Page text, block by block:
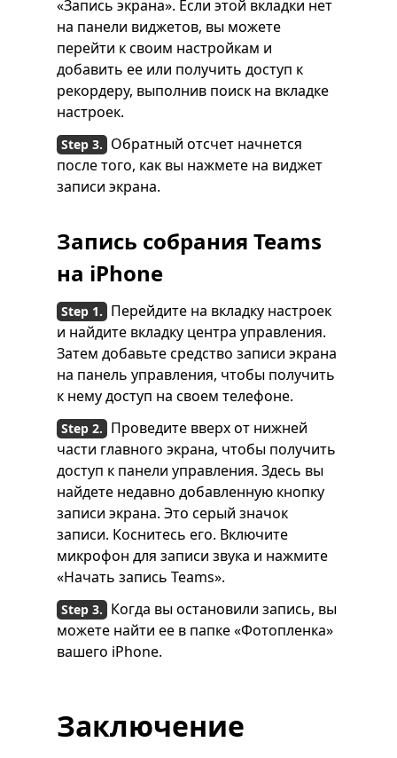
«Запись экрана». Если этой вкладки нет
на панели виджетов, вы можете
перейти к своим настройкам и
добавить ее или получить доступ к
рекордеру, выполнив поиск на вкладке
настроек.
Обратный отсчет начнется
после того, как вы нажмете на виджет
записи экрана.
Запись собрания Teams
на iPhone
Перейдите на вкладку настроек
и найдите вкладку центра управления.
Затем добавьте средство записи экрана
на панель управления, чтобы получить
к нему доступ на своем телефоне.
Проведите вверх от нижней
части главного экрана, чтобы получить
доступ к панели управления. Здесь вы
найдете недавно добавленную кнопку
записи экрана. Это серый значок
записи. Коснитесь его. Включите
микрофон для записи звука и нажмите
«Начать запись Teams».
Когда вы остановили запись, вы
можете найти ее в папке «Фотопленка»
вашего iPhone.
Заключение